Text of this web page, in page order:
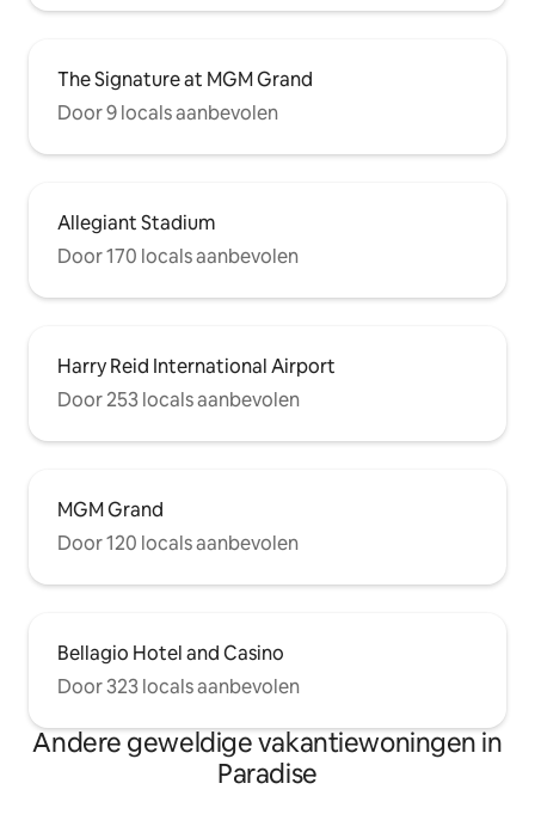
The Signature at MGM Grand
Door 9 locals aanbevolen
Allegiant Stadium
Door 170 locals aanbevolen
Harry Reid International Airport
Door 253 locals aanbevolen
MGM Grand
Door 120 locals aanbevolen
Bellagio Hotel and Casino
Door 323 locals aanbevolen
Andere geweldige vakantiewoningen in
Paradise